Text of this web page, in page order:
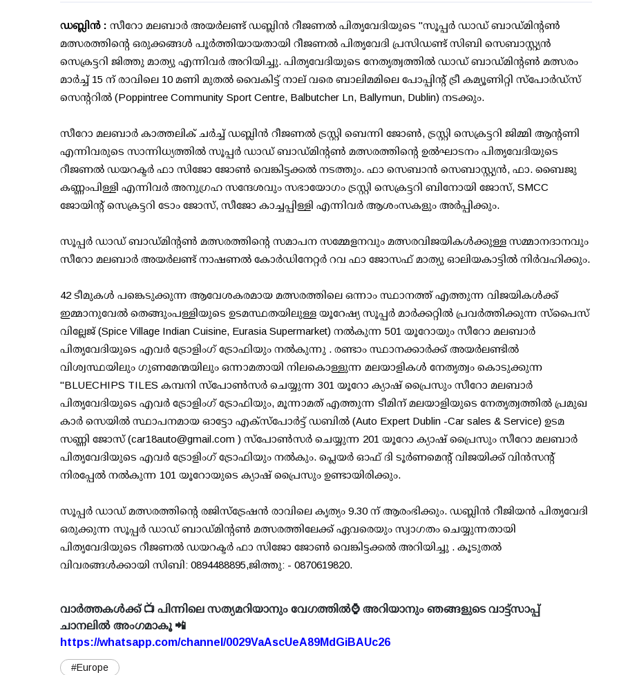
ഡബ്ലിൻ : സീറോ മലബാർ അയർലണ്ട് ഡബ്ലിൻ റീജണൽ പിതൃവേദിയുടെ ''സൂപ്പർ ഡാഡ് ബാഡ്മിന്റൺ
മത്സരത്തിന്റെ ഒരുക്കങ്ങൾ പൂർത്തിയായതായി റീജണൽ പിതൃവേദി പ്രസിഡണ്ട് സിബി സെബാസ്റ്റ്യന്‍
സെക്രട്ടറി ജിത്തു മാത്യു എന്നിവർ അറിയിച്ചു. പിതൃവേദിയുടെ നേതൃത്വത്തിൽ ഡാഡ് ബാഡ്മിന്റൺ മത്സരം
മാർച്ച് 15 ന് രാവിലെ 10 മണി മുതൽ വൈകിട്ട് നാല് വരെ ബാലിമമിലെ പോപ്പിൻ്റ് ട്രീ കമ്യൂണിറ്റി സ്പോർഡ്സ്
സെൻ്ററിൽ (Poppintree Community Sport Centre, Balbutcher Ln, Ballymun, Dublin) നടക്കും.
സീറോ മലബാർ കാത്തലിക് ചർച്ച് ഡബ്ലിൻ റീജണൽ ട്രസ്റ്റി ബെന്നി ജോൺ, ട്രസ്റ്റി സെക്രട്ടറി ജിമ്മി ആന്റണി
എന്നിവരുടെ സാന്നിധ്യത്തിൽ സൂപ്പർ ഡാഡ് ബാഡ്മിന്റൺ മത്സരത്തിന്റെ ഉൽഘാടനം പിതൃവേദിയുടെ
റീജണൽ ഡയറക്ടർ ഫാ സിജോ ജോൺ വെങ്കിട്ടക്കൽ നടത്തും. ഫാ സെബാൻ സെബാസ്റ്റ്യന്‍, ഫാ. ബൈജു
കണ്ണംപിള്ളി എന്നിവർ അനുഗ്രഹ സന്ദേശവും സഭായോഗം ട്രസ്റ്റി സെക്രട്ടറി ബിനോയി ജോസ്, SMCC
ജോയിന്റ് സെക്രട്ടറി ടോം ജോസ്, സീജോ കാച്ചപ്പിള്ളി എന്നിവർ ആശംസകളും അർപ്പിക്കും.
സൂപ്പർ ഡാഡ് ബാഡ്മിന്റൺ മത്സരത്തിന്റെ സമാപന സമ്മേളനവും മത്സരവിജയികൾക്കുള്ള സമ്മാനദാനവും
സീറോ മലബാർ അയർലണ്ട് നാഷണൽ കോർഡിനേറ്റർ റവ ഫാ ജോസഫ് മാത്യു ഓലിയകാട്ടിൽ നിർവഹിക്കും.
42 ടീമുകൾ പങ്കെടുക്കുന്ന ആവേശകരമായ മത്സരത്തിലെ ഒന്നാം സ്ഥാനത്ത് എത്തുന്ന വിജയികൾക്ക്
ഇമ്മാനുവേൽ തെങ്ങുംപള്ളിയുടെ ഉടമസ്ഥതയിലുള്ള യൂറേഷ്യ സൂപ്പർ മാർക്കറ്റിൽ പ്രവർത്തിക്കുന്ന സ്പൈസ്
വില്ലേജ് (Spice Village Indian Cuisine, Eurasia Supermarket) നൽകുന്ന 501 യൂറോയും സീറോ മലബാർ
പിതൃവേദിയുടെ എവർ ട്രോളിംഗ് ട്രോഫിയും നൽകുന്നു . രണ്ടാം സ്ഥാനക്കാർക്ക് അയർലണ്ടിൽ
വിശ്വസ്ഥയിലും ഗുണമേന്മയിലും ഒന്നാമതായി നിലകൊള്ളുന്ന മലയാളികൾ നേതൃത്വം കൊടുക്കുന്ന
''BLUECHIPS TILES കമ്പനി സ്പോൺസർ ചെയ്യുന്ന 301 യൂറോ ക്യാഷ് പ്രൈസും സീറോ മലബാർ
പിതൃവേദിയുടെ എവർ ട്രോളിംഗ് ട്രോഫിയും, മൂന്നാമത് എത്തുന്ന ടീമിന് മലയാളിയുടെ നേതൃത്വത്തിൽ പ്രമുഖ
കാർ സെയിൽ സ്ഥാപനമായ ഓട്ടോ എക്സ്പോർട്ട് ഡബിൽ (Auto Expert Dublin -Car sales & Service) ഉടമ
സണ്ണി ജോസ് (car18auto@gmail.com ) സ്പോൺസർ ചെയ്യുന്ന 201 യൂറോ ക്യാഷ് പ്രൈസും സീറോ മലബാർ
പിതൃവേദിയുടെ എവർ ട്രോളിംഗ് ട്രോഫിയും നൽകും. പ്ലെയർ ഓഫ് ദി ടൂർണമെന്റ് വിജയിക്ക് വിൻസന്റ്
നിരപ്പേൽ നൽകുന്ന 101 യൂറോയുടെ ക്യാഷ് പ്രൈസും ഉണ്ടായിരിക്കും.
സൂപ്പർ ഡാഡ് മത്സരത്തിന്റെ രജിസ്‌ട്രേഷൻ രാവിലെ കൃത്യം 9.30 ന് ആരംഭിക്കും. ഡബ്ലിൻ റീജിയൻ പിതൃവേദി
ഒരുക്കുന്ന സൂപ്പർ ഡാഡ് ബാഡ്മിന്റൺ മത്സരത്തിലേക്ക് ഏവരെയും സ്വാഗതം ചെയ്യുന്നതായി
പിതൃവേദിയുടെ റീജണൽ ഡയറക്ടർ ഫാ സിജോ ജോൺ വെങ്കിട്ടക്കൽ അറിയിച്ചു . കൂടുതൽ
വിവരങ്ങൾക്കായി സിബി: 0894488895,ജിത്തു: - 0870619820.
വാർത്തകൾക്ക് 📺 പിന്നിലെ സത്യമറിയാനും വേഗത്തിൽ⌚ അറിയാനും ഞങ്ങളുടെ വാട്ട്സാപ്പ്
ചാനലിൽ അംഗമാകൂ 📲
https://whatsapp.com/channel/0029VaAscUeA89MdGiBAUc26
#Europe